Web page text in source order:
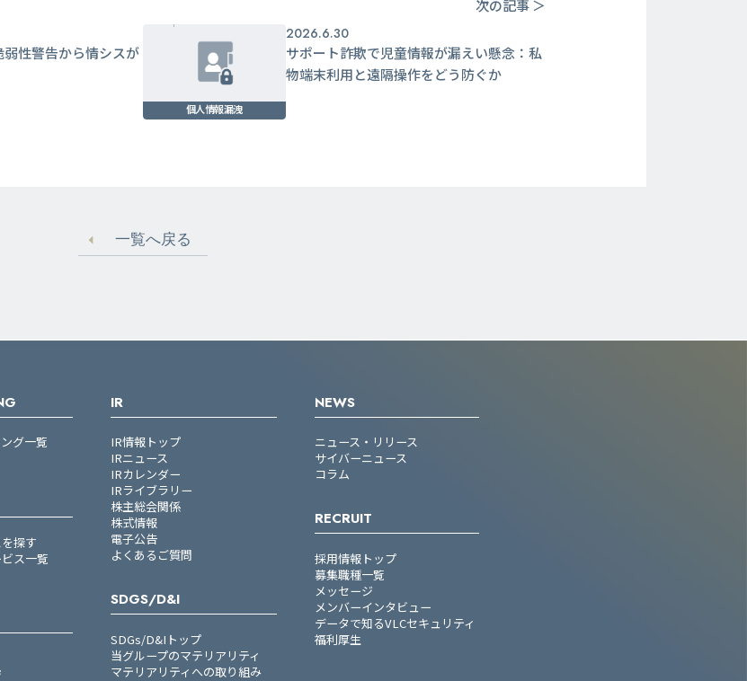
次の記事 ＞
性警告から情シスが
個人情報漏洩
2026.6.30
サポート詐欺で児童情報が漏えい懸念：私
物端末利用と遠隔操作をどう防ぐか
一覧へ戻る
グ一覧
探す
ス一覧
IR
IR情報トップ
IRニュース
IRカレンダー
IRライブラリー
株主総会関係
株式情報
電子公告
よくあるご質問
SDGS/D&I
SDGs/D&Iトップ
当グループのマテリアリティ
マテリアリティへの取り組み
NEWS
ニュース・リリース
サイバーニュース
コラム
RECRUIT
採用情報トップ
募集職種一覧
メッセージ
メンバーインタビュー
データで知るVLCセキュリティ
福利厚生